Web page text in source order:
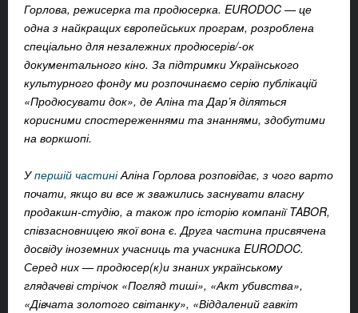
Горлова, режисерка та продюсерка. EURODOC — це
одна з найкращих європейських програм, розроблена
спеціально для незалежних продюсерів/-ок
документального кіно. За підтримки Українського
культурного фонду ми розпочинаємо серію публікацій
«Продюсувати док», де Аліна та Дар’я діляться
корисними спостереженнями та знаннями, здобутими
на воркшопі.
Упершій частиніАліна Горлова розповідає, з чого варто
почати, якщо ви все ж зважились заснувати власну
продакшн-студію, а також про історію компанії TABOR,
співзасновницею якої вона є. Друга частина присвячена
досвіду іноземних учасниць та учасника EURODOC.
Серед них — продюсер(к)и знаних українському
глядачеві стрічок «Погляд тиші», «Акт убивства»,
«Дівчата золотого світанку», «Віддалений гавкіт